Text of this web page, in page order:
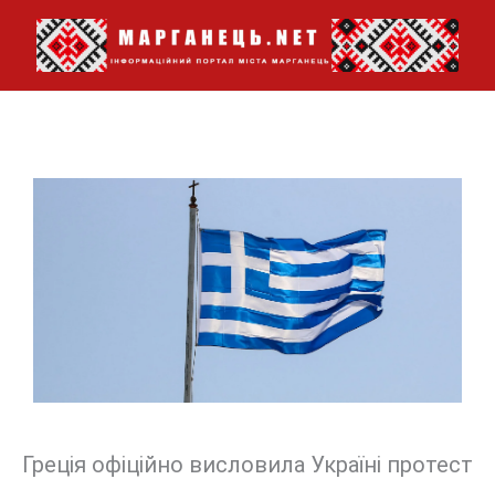
Перейти
вмісту
Греція офіційно висловила Україні протест